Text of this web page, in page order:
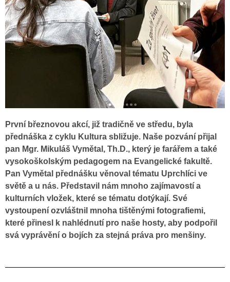
První březnovou akcí, již tradičně ve středu, byla
přednáška z cyklu Kultura sbližuje. Naše pozvání přijal
pan Mgr. Mikuláš Vymětal, Th.D., který je farářem a také
vysokoškolským pedagogem na Evangelické fakultě.
Pan Vymětal přednášku věnoval tématu Uprchlíci ve
světě a u nás. Představil nám mnoho zajímavostí a
kulturních vložek, které se tématu dotýkají. Své
vystoupení ozvláštnil mnoha tištěnými fotografiemi,
které přinesl k nahlédnutí pro naše hosty, aby podpořil
svá vyprávění o bojích za stejná práva pro menšiny.